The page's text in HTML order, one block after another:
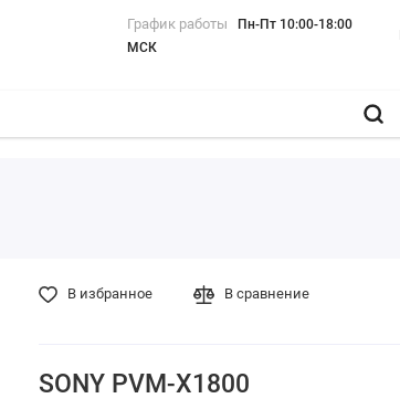
График работы
Пн-Пт 10:00-18:00
МСК
SONY PVM-X1800
В избранное В сравнение